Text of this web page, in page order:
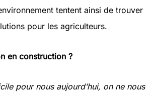
tentent ainsi de trouver
pour les agriculteurs.
en construction ?
pour nous aujourd’hui, on ne nous